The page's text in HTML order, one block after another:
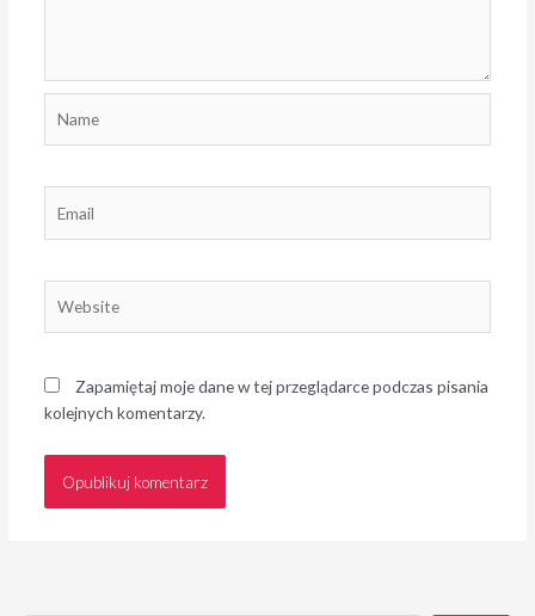
Zapamiętaj moje dane w tej przeglądarce podczas pisania
kolejnych komentarzy.